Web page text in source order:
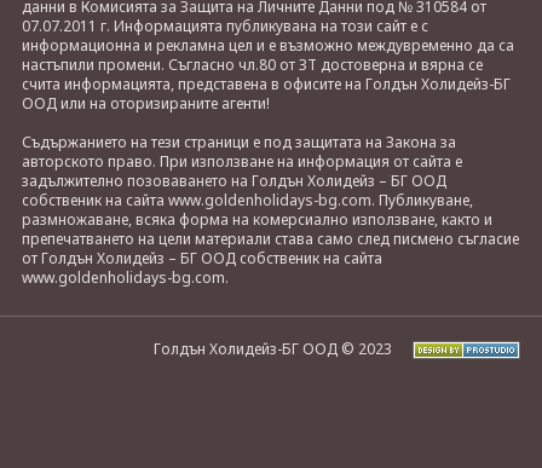
данни в Комисията за Защита на Личните Данни под № 310584 от
07.07.2011 г. Информацията публикувана на този сайт е с
информационна и рекламна цел и е възможно междувременно да са
настъпили промени. Съгласно чл.80 от ЗТ достоверна и вярна се
счита информацията, представена в офисите на Голдън Холидейз-БГ
ООД или на оторизираните агенти!
Съдържанието на тези страници е под защитата на Закона за
авторското право. При използване на информация от сайта е
задължително позоваването на Голдън Холидейз – БГ ООД
собственик на сайта www.goldenholidays-bg.com. Публикуване,
размножаване, всяка форма на комерсиално използване, както и
препечатването на цели материали става само след писмено съгласие
от Голдън Холидейз – БГ ООД собственик на сайта
www.goldenholidays-bg.com.
Голдън Холидейз-БГ ООД © 2023